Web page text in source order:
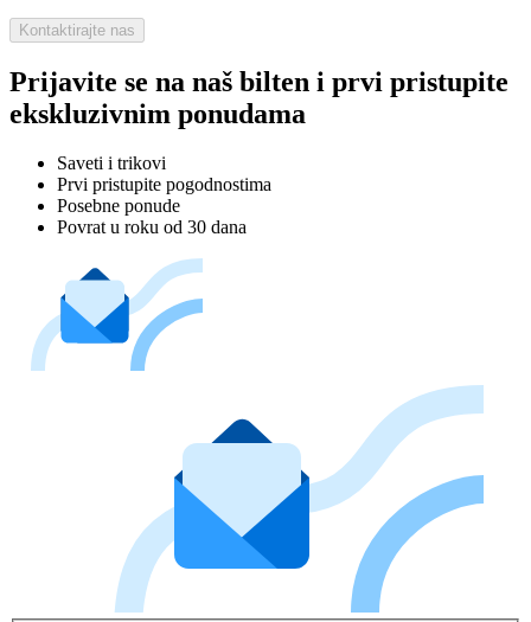
Kontaktirajte nas
Prijavite se na naš bilten i prvi pristupite
ekskluzivnim ponudama
Saveti i trikovi
Prvi pristupite pogodnostima
Posebne ponude
Povrat u roku od 30 dana